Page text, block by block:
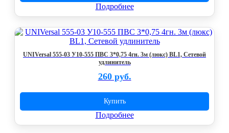
Подробнее
UNIVersal 555-03 У10-555 ПВС 3*0,75 4гн. 3м (люкс) BL1, Сетевой
удлинитель
260 руб.
Купить
Подробнее